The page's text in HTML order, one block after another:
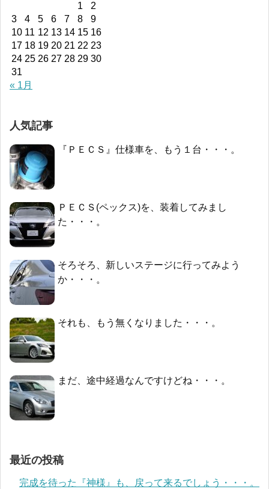
1
2
3
4 5 6 7 8
9
10 11 12 13 14 15 16
17 18 19 20 21 22 23
24 25 26 27 28 29 30
31
« 1月
人気記事
『ＰＥＣＳ』仕様車を、もう１台・・・。
ＰＥＣＳ(ペックス)を、装着してみまし
た・・・。
そろそろ、新しいステージに行ってみよう
か・・・。
それも、もう無くなりました・・・。
まだ、途中経過なんですけどね・・・。
最近の投稿
完成を待った『神様』も、戻って来るでしょう・・・。